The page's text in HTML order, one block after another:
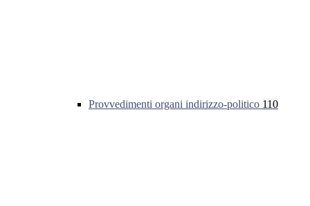
Provvedimenti organi indirizzo-politico 110